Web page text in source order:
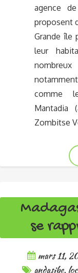
agence
proposent
Grande île
leur
comme
Mantadia
Zombitse
se
mars 11,
andasibe,